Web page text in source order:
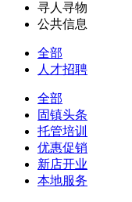
寻人寻物
公共信息
全部
人才招聘
全部
固镇头条
托管培训
优惠促销
新店开业
本地服务